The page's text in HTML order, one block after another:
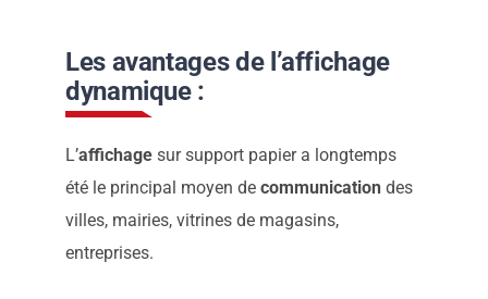
Les avantages de l’affichage
dynamique :
L’affichagesur support papier a longtemps
été le principal moyen de communication des
villes, mairies, vitrines de magasins,
entreprises.